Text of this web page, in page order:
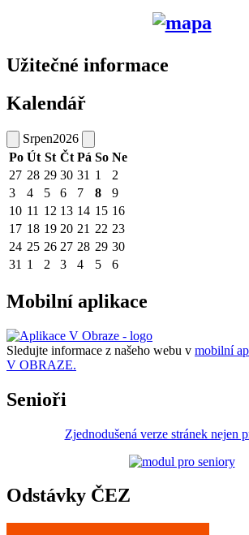
Užitečné informace
Kalendář
Srpen2026
Po Út St Čt Pá So Ne
27 28 29 30 31 1
2
3
4 5 6 7 8
9
10 11 12 13 14 15 16
17 18 19 20 21 22 23
24 25 26 27 28 29 30
31 1 2 3 4 5 6
Mobilní aplikace
Sledujte informace z našeho webu v mobilní
V OBRAZE.
Senioři
Zjednodušená verze stránek nejen
Odstávky ČEZ